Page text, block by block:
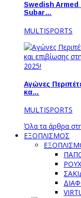
Swedish
Subar…
MULTISPORTS
Αγώνες
κα…
MULTISPORTS
Όλα τα άρθρα
ΕΞΟΠΛΙΣΜΟΣ